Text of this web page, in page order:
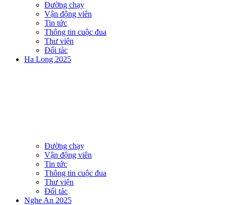
Đường chạy
Vận động viên
Tin tức
Thông tin cuộc đua
Thư viện
Đối tác
Ha Long 2025
Đường chạy
Vận động viên
Tin tức
Thông tin cuộc đua
Thư viện
Đối tác
Nghe An 2025